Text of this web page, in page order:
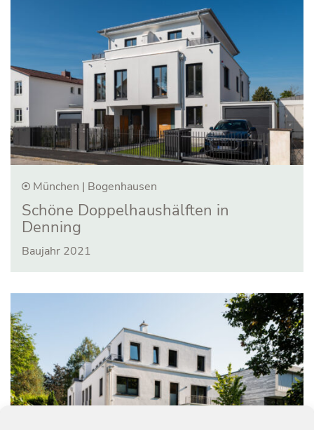
München | Bogenhausen
Schöne Doppel­haus­hälften in
Denning
Baujahr 2021